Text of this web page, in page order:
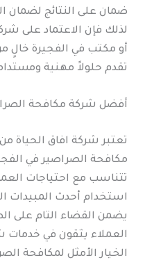
ضمان على النتائج لضمان
لذلك فإن الاعتماد على
أو مكتب في الفجيرة خالٍ
تقدم حلولاً مهنية
أفضل شركة مكافحة
تعتبر شركة افاق الحياة
مكافحة الصراصير في
تتناسب مع احتياجات
استخدام أحدث المبيدات
يضمن القضاء التام على
العملاء يثقون في خدمات
الخيار الأمثل لمكافحة